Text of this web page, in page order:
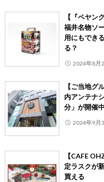
【『ペヤン
福井名物ソ
用にもでき
る？
2024年8月
【ご当地グ
内アンテナ
分」が開催
2024年9月
【CAFE
定ラスクが
買える